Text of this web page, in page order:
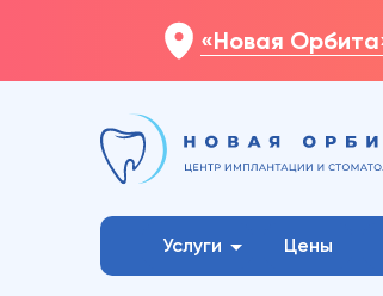
«Новая
Услуги Цены